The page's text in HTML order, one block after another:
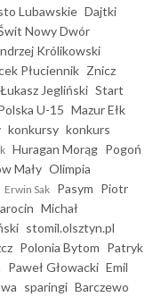
Lubawskie Dajtki
Nowy Dwór
Królikowski
Płuciennik Znicz
Łukasz Jegliński Start
U-15 Mazur Ełk
konkursy konkurs
Huragan Morąg Pogoń
Mały Olimpia
Erwin Sak Pasym Piotr
Michał
stomil.olsztyn.pl
Polonia Bytom Patryk
Paweł Głowacki Emil
sparingi Barczewo